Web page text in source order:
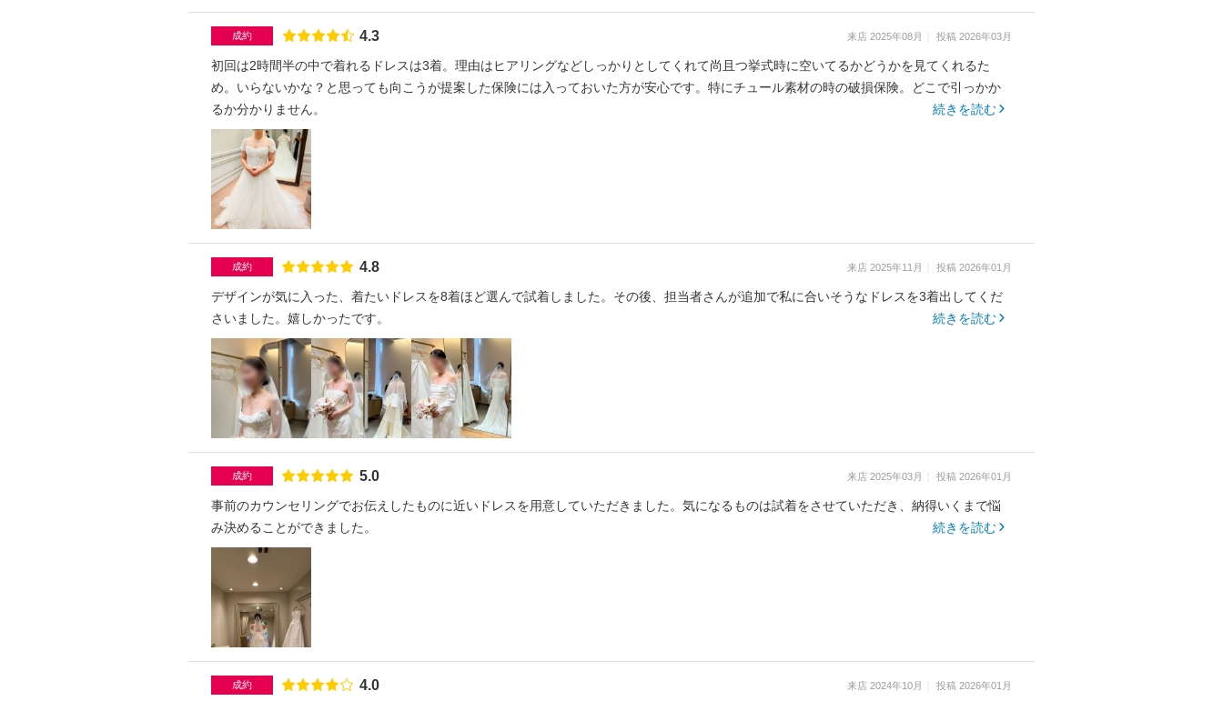
成約 点数
4.3 来店 2025年08月 投稿 2026年03月
初回は2時間半の中で着れるドレスは3着。理由はヒアリングなどしっかりとしてくれて尚且つ挙式時に空いてるかどうかを見てくれるた
め。いらないかな？と思っても向こうが提案した保険には入っておいた方が安心です。特にチュール素材の時の破損保険。どこで引っかか
るか分かりません。
続きを読む
成約 点数
4.8 来店 2025年11月 投稿 2026年01月
デザインが気に入った、着たいドレスを8着ほど選んで試着しました。その後、担当者さんが追加で私に合いそうなドレスを3着出してくだ
さいました。嬉しかったです。
続きを読む
成約 点数
5.0 来店 2025年03月 投稿 2026年01月
事前のカウンセリングでお伝えしたものに近いドレスを用意していただきました。気になるものは試着をさせていただき、納得いくまで悩
み決めることができました。
続きを読む
成約 点数
4.0 来店 2024年10月 投稿 2026年01月